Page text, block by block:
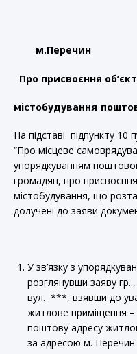
м.Перечин
Про присвоєння
містобудування
На підставі підпункту 10
“Про місцеве
упорядкуванням
громадян, про
містобудування, що
долучені до заяви
У зв’язку з
розглянувши заяву
вул. ***, взявши до
житлове приміщення –
поштову адресу
за адресою м.